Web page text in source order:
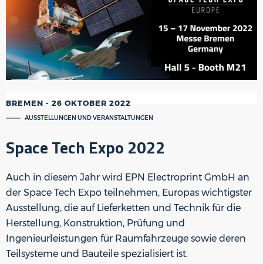
BREMEN - 26 OKTOBER 2022
AUSSTELLUNGEN UND VERANSTALTUNGEN
Space Tech Expo 2022
Auch in diesem Jahr wird EPN Electroprint GmbH an
der Space Tech Expo teilnehmen, Europas wichtigster
Ausstellung, die auf Lieferketten und Technik für die
Herstellung, Konstruktion, Prüfung und
Ingenieurleistungen für Raumfahrzeuge sowie deren
Teilsysteme und Bauteile spezialisiert ist.